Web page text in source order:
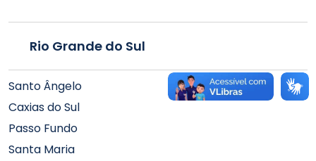
Rio Grande do Sul
Santo Ângelo
Caxias do Sul
Passo Fundo
Santa Maria